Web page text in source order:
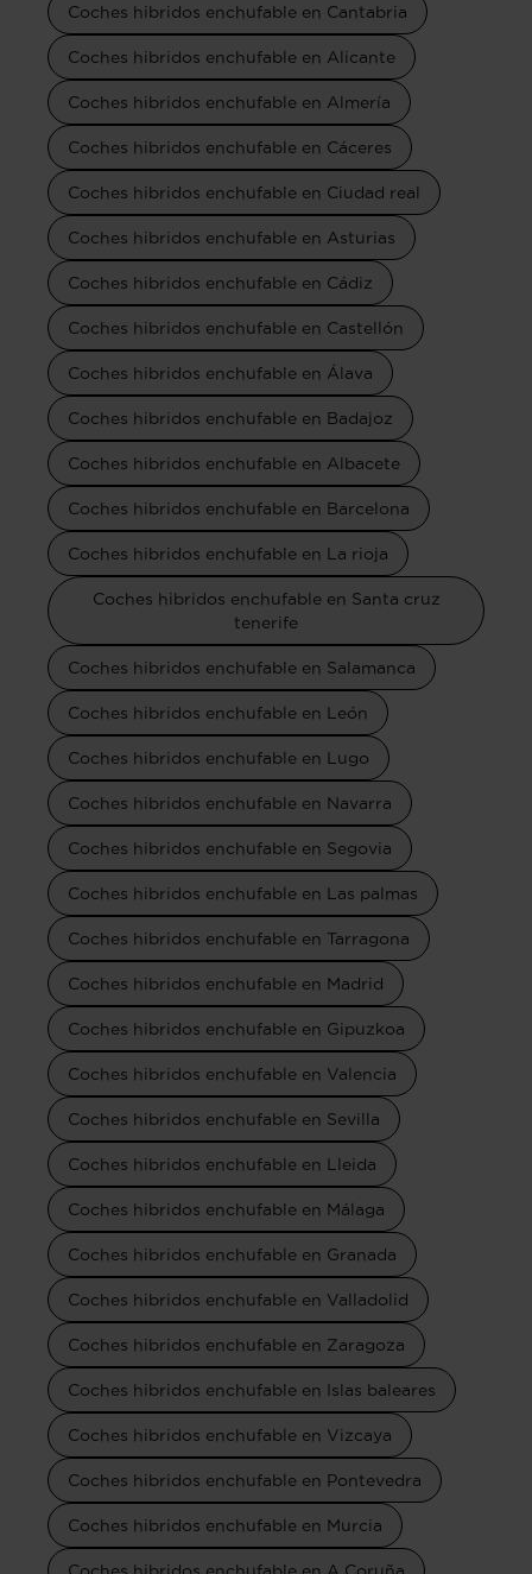
Coches hibridos enchufable en Cantabria
Coches hibridos enchufable en Alicante
Coches hibridos enchufable en Almería
Coches hibridos enchufable en Cáceres
Coches hibridos enchufable en Ciudad real
Coches hibridos enchufable en Asturias
Coches hibridos enchufable en Cádiz
Coches hibridos enchufable en Castellón
Coches hibridos enchufable en Álava
Coches hibridos enchufable en Badajoz
Coches hibridos enchufable en Albacete
Coches hibridos enchufable en Barcelona
Coches hibridos enchufable en La rioja
Coches hibridos enchufable en Santa cruz
tenerife
Coches hibridos enchufable en Salamanca
Coches hibridos enchufable en León
Coches hibridos enchufable en Lugo
Coches hibridos enchufable en Navarra
Coches hibridos enchufable en Segovia
Coches hibridos enchufable en Las palmas
Coches hibridos enchufable en Tarragona
Coches hibridos enchufable en Madrid
Coches hibridos enchufable en Gipuzkoa
Coches hibridos enchufable en Valencia
Coches hibridos enchufable en Sevilla
Coches hibridos enchufable en Lleida
Coches hibridos enchufable en Málaga
Coches hibridos enchufable en Granada
Coches hibridos enchufable en Valladolid
Coches hibridos enchufable en Zaragoza
Coches hibridos enchufable en Islas baleares
Coches hibridos enchufable en Vizcaya
Coches hibridos enchufable en Pontevedra
Coches hibridos enchufable en Murcia
Coches hibridos enchufable en A Coruña